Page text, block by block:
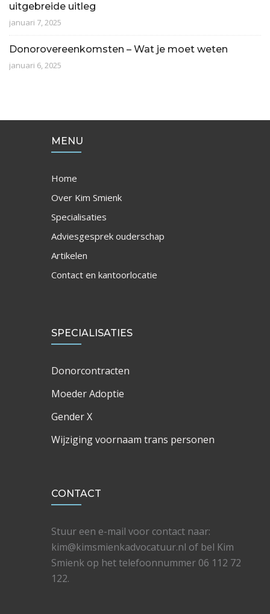
uitgebreide uitleg
januari 7, 2025
Donorovereenkomsten – Wat je moet weten
januari 6, 2025
MENU
Home
Over Kim Smienk
Specialisaties
Adviesgesprek ouderschap
Artikelen
Contact en kantoorlocatie
SPECIALISATIES
Donorcontracten
Moeder Adoptie
Gender X
Wijziging voornaam trans personen
CONTACT
Stuur een e-mail voor contact naar:
kim@kimsmienkadvocatuur.nl of bel Kim
Smienk op het telefoonnummer 06 112 72
122.